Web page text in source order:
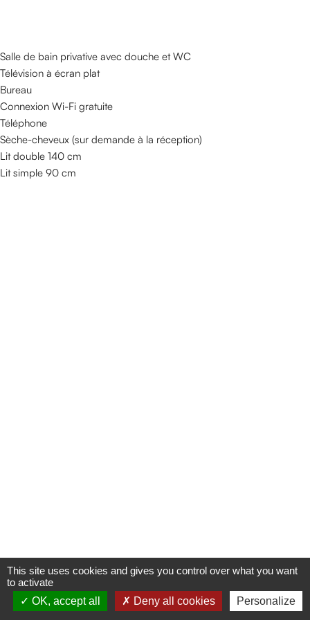
Salle de bain privative avec douche et WC
Télévision à écran plat
Bureau
Connexion Wi-Fi gratuite
Téléphone
Sèche-cheveux (sur demande à la réception)
Lit double 140 cm
Lit simple 90 cm
This site uses cookies and gives you control over what you want
to activate
OK, accept all
Deny all cookies Personalize